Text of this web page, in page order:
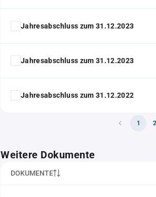
Jahresabschluss zum 31.12.2023
Jahresabschluss zum 31.12.2023
Jahresabschluss zum 31.12.2022
1 2
Weitere Dokumente
DOKUMENTE